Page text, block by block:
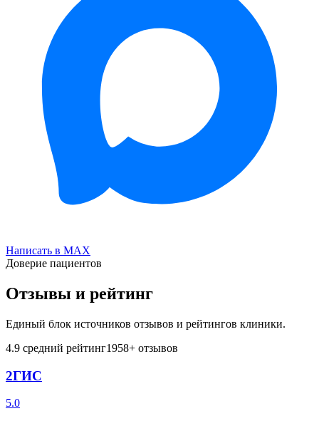
Написать в MAX
Доверие пациентов
Отзывы и рейтинг
Единый блок источников отзывов и рейтингов клиники.
4.9 средний рейтинг1958+ отзывов
2ГИС
5.0